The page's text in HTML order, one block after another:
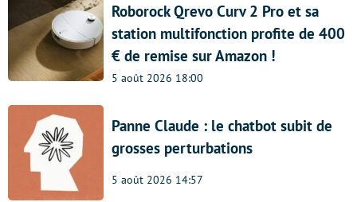
Roborock Qrevo Curv 2 Pro et sa
station multifonction profite de 400
€ de remise sur Amazon !
5 août 2026 18:00
Panne Claude : le chatbot subit de
grosses perturbations
5 août 2026 14:57